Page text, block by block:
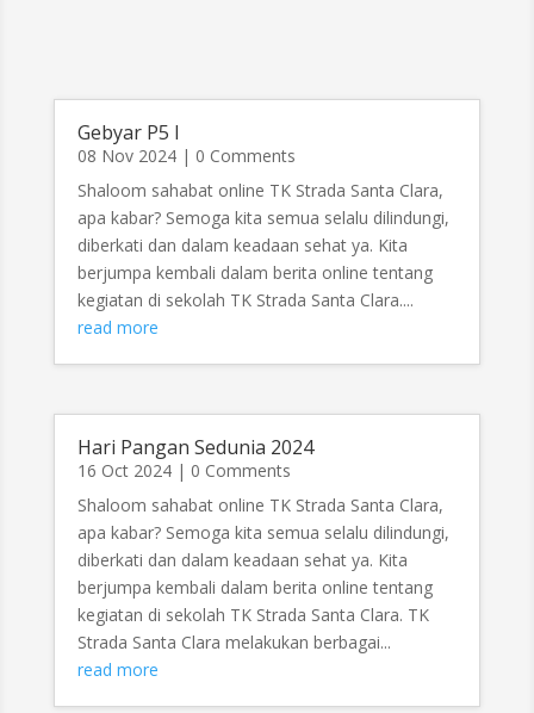
Gebyar P5 I
08 Nov 2024| 0 Comments
Shaloom sahabat online TK Strada Santa Clara,
apa kabar? Semoga kita semua selalu dilindungi,
diberkati dan dalam keadaan sehat ya. Kita
berjumpa kembali dalam berita online tentang
kegiatan di sekolah TK Strada Santa Clara....
read more
Hari Pangan Sedunia 2024
16 Oct 2024| 0 Comments
Shaloom sahabat online TK Strada Santa Clara,
apa kabar? Semoga kita semua selalu dilindungi,
diberkati dan dalam keadaan sehat ya. Kita
berjumpa kembali dalam berita online tentang
kegiatan di sekolah TK Strada Santa Clara. TK
Strada Santa Clara melakukan berbagai...
read more